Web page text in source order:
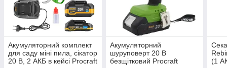
Акумуляторний комплект
для саду міні пила, сікатор
20 В, 2 АКБ в кейсі Procraft
Акумуляторний
шуруповерт 20 В
безщітковий Procraft
(1